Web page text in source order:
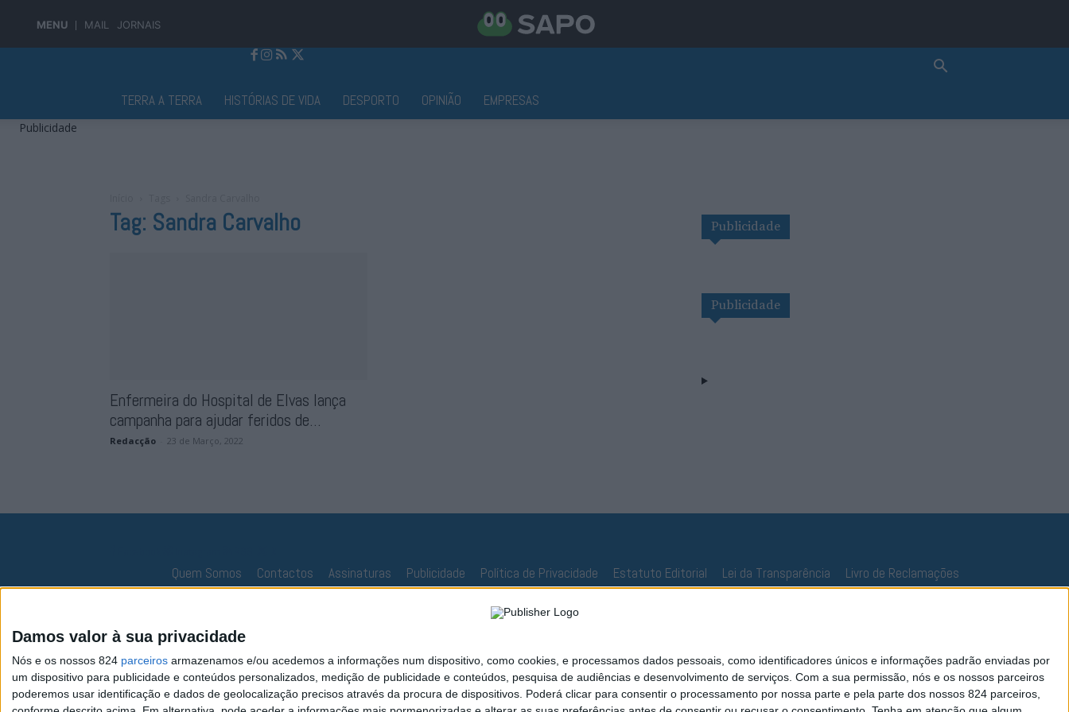
Damos valor à sua privacidade
Nós e os nossos 824 parceiros armazenamos e/ou acedemos a informações num dispositivo, como cookies, e processamos dados pessoais, como identificadores únicos e informações padrão enviadas por
um dispositivo para publicidade e conteúdos personalizados, medição de publicidade e conteúdos, pesquisa de audiências e desenvolvimento de serviços. Com a sua permissão, nós e os nossos parceiros
poderemos usar identificação e dados de geolocalização precisos através da procura de dispositivos. Poderá clicar para consentir o processamento por nossa parte e pela parte dos nossos 824 parceiros,
MENU MAIL JORNAIS
TERRA A TERRA HISTÓRIAS DE VIDA DESPORTO OPINIÃO EMPRESAS
Publicidade
Tag: Sandra Carvalho
Enfermeira do Hospital de Elvas lança
campanha para ajudar feridos de...
Redacção 23 de Março, 2022
Publicidade
Publicidade
Quem Somos Contactos Assinaturas Publicidade Política de Privacidade Estatuto Editorial Lei da Transparência Livro de Reclamações